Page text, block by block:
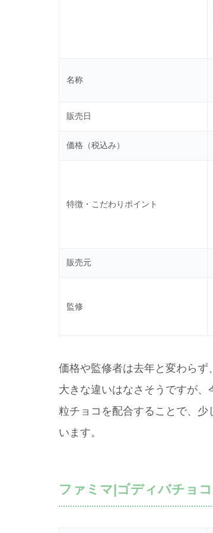
名称
販売日
価格（税込み）
特徴・こだわりポイント
販売元
監修
価格や監修者は去年と変わらず
大きな違いはなさそうですが、
粒チョコを配合することで、
います。
ファミマ|ゴディバチョ